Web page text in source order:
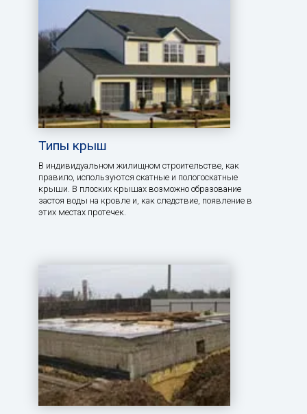
Типы крыш
В индивидуальном жилищном строительстве, как
правило, используются скатные и пологоскатные
крыши. В плоских крышах возможно образование
застоя воды на кровле и, как следствие, появление в
этих местах протечек.